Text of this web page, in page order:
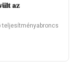
az
teljesítményabroncs